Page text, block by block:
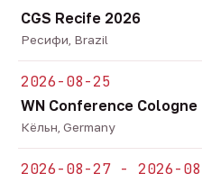
CGS Recife 2026
Ресифи, Brazil
2026-08-25
WN Conference Cologne
Кёльн, Germany
2026-08-27 - 2026-